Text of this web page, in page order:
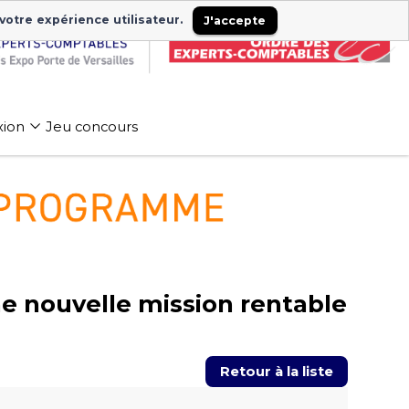
Jeu concours
nouvelle mission rentable
Retour à la liste
expérience utilisateur. J'accepte